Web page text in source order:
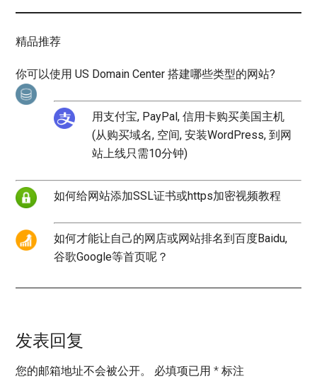
精品推荐
你可以使用 US Domain Center 搭建哪些类型的网站?
用支付宝, PayPal, 信用卡购买美国主机
(从购买域名, 空间, 安装WordPress, 到网
站上线只需10分钟)
如何给网站添加SSL证书或https加密视频教程
如何才能让自己的网店或网站排名到百度Baidu,
谷歌Google等首页呢？
发表回复
您的邮箱地址不会被公开。 必填项已用* 标注